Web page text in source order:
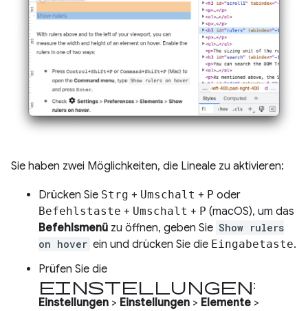
Sie haben zwei Möglichkeiten, die Lineale zu aktivieren:
Drücken Sie Strg + Umschalt + P oder
Befehlstaste + Umschalt + P (macOS), um das
Befehlsmenü zu öffnen, geben Sie Show rulers
on hover ein und drücken Sie die Eingabetaste.
Prüfen Sie die
Einstellungen:
Einstellungen > Einstellungen > Elemente >